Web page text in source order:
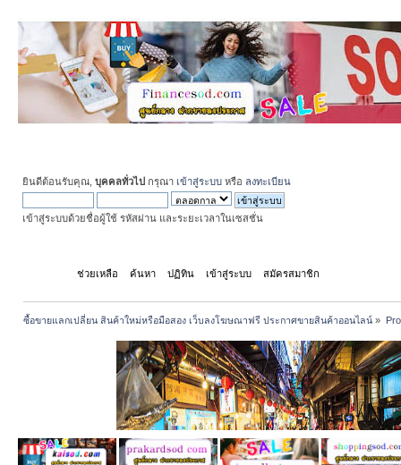
ยินดีต้อนรับคุณ, บุคคลทั่วไป กรุณา เข้าสู่ระบบ หรือ ลงทะเบียน
เข้าสู่ระบบด้วยชื่อผู้ใช้ รหัสผ่าน และระยะเวลาในเซสชั่น
ช่วยเหลือ ค้นหา ปฏิทิน เข้าสู่ระบบ สมัครสมาชิก
ซื้อขายแลกเปลี่ยน สินค้าใหม่หรือมือสอง เว็บลงโฆษณาฟรี ประกาศขายสินค้าออนไลน์ »